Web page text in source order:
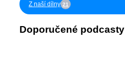
Z naší dílny 21
Doporučené podcasty